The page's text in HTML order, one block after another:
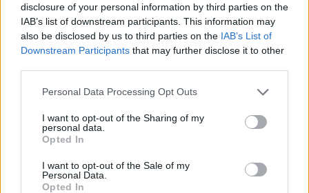
disclosure of your personal information by third parties on the
IAB’s list of downstream participants. This information may
also be disclosed by us to third parties on the IAB’s List of
Downstream Participants that may further disclose it to other
Personal Data Processing Opt Outs
I want to opt-out of the Sharing of my
personal data.
Opted In
I want to opt-out of the Sale of my
Personal Data.
Opted In
itd.
Joanna Podborska to postać, z którą bardzo
dobra, sympatyczna, wrażliwa is serdeczna.
Jest piękną, młodą kobietą, która potrafi zadbać
o własne interesy, jest więc samodzielna, a
Trudno jej nie współczuć, kiedy w jej pamiętniku